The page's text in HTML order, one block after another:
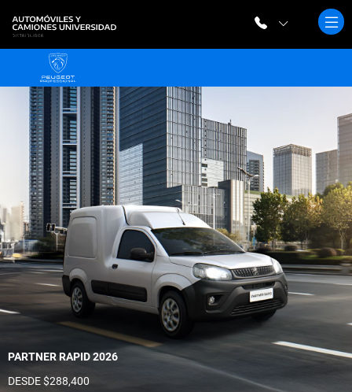
PARTNER RAPID 2026
DESDE $288,400